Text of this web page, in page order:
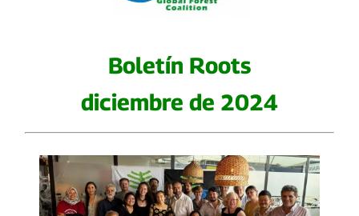
Boletín Roots
diciembre de 2024